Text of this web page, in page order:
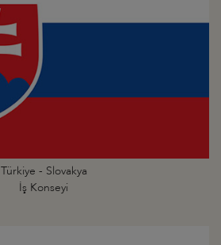
Türkiye - Slovakya
İş Konseyi